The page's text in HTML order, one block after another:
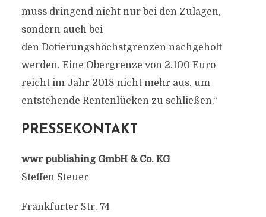
muss dringend nicht nur bei den Zulagen,
sondern auch bei
den Dotierungshöchstgrenzen nachgeholt
werden. Eine Obergrenze von 2.100 Euro
reicht im Jahr 2018 nicht mehr aus, um
entstehende Rentenlücken zu schließen.“
PRESSEKONTAKT
wwr publishing GmbH & Co. KG
Steffen Steuer
Frankfurter Str. 74